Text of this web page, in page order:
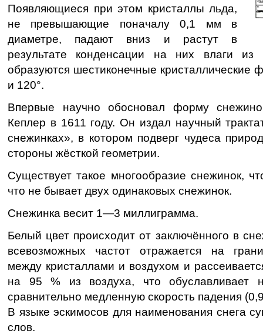
Появляющиеся при этом кристаллы льда,
не превышающие поначалу 0,1 мм в
диаметре, падают вниз и растут в
результате конденсации на них влаги
образуются шестиконечные кристаллические
и 120°.
Впервые научно обосновал форму
Кеплер в 1611 году. Он издал научный
снежинках», в котором подверг чудеса
стороны жёсткой геометрии.
Существует такое многообразие снежинок,
что не бывает двух одинаковых снежинок.
Снежинка весит 1—3 миллиграмма.
Белый цвет происходит от заключённого в
всевозможных частот отражается на
между кристаллами и воздухом и
на 95 % из воздуха, что обуславливает
сравнительно медленную скорость падения
В языке эскимосов для наименования снега
слов.